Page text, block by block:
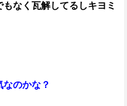
なく瓦解してるしキヨミ
のかな？